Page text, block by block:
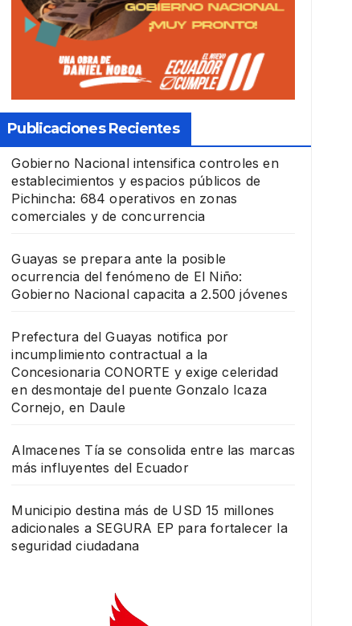
Publicaciones Recientes
Gobierno Nacional intensifica controles en
establecimientos y espacios públicos de
Pichincha: 684 operativos en zonas
comerciales y de concurrencia
Guayas se prepara ante la posible
ocurrencia del fenómeno de El Niño:
Gobierno Nacional capacita a 2.500 jóvenes
Prefectura del Guayas notifica por
incumplimiento contractual a la
Concesionaria CONORTE y exige celeridad
en desmontaje del puente Gonzalo Icaza
Cornejo, en Daule
Almacenes Tía se consolida entre las marcas
más influyentes del Ecuador
Municipio destina más de USD 15 millones
adicionales a SEGURA EP para fortalecer la
seguridad ciudadana